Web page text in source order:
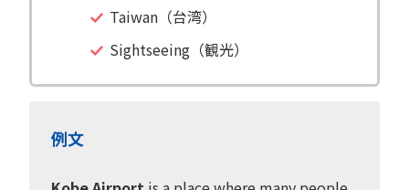
Taiwan（台湾）
Sightseeing（観光）
例文